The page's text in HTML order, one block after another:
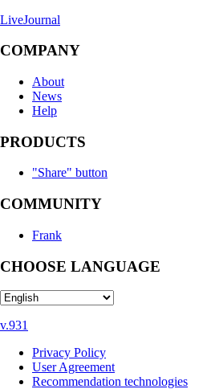
LiveJournal
COMPANY
About
News
Help
PRODUCTS
"Share" button
COMMUNITY
Frank
CHOOSE LANGUAGE
v.931
Privacy Policy
User Agreement
Recommendation technologies